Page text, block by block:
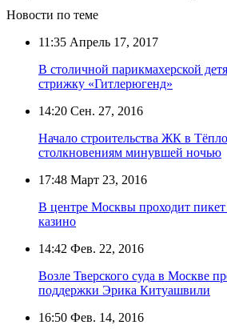
Новости по теме
11:35 Апрель 17, 2017
В столичной парикмахерской
стрижку «Гитлерюгенд»
14:20 Сен. 27, 2016
Начало строительства ЖК в
столкновениям минувшей ночью
17:48 Март 23, 2016
В центре Москвы проходит
казино
14:42 Фев. 22, 2016
Возле Тверского суда в Москве
поддержки Эрика Китуашвили
16:50 Фев. 14, 2016